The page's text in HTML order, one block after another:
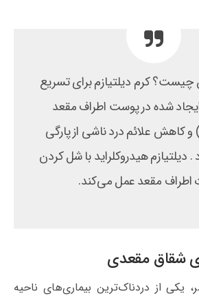
کرم دیلتیازم برای تسریع
ایجاد شده در پوست اطراف مقعد
کاهش علائم درد ناشی از پارگی
دیلتیازم هیدروکلراید با شل کردن
اطراف مقعد عمل می‌کند.
شقاق مقعدی
یکی از دردناک‌ترین بیماری‌های ناحیه